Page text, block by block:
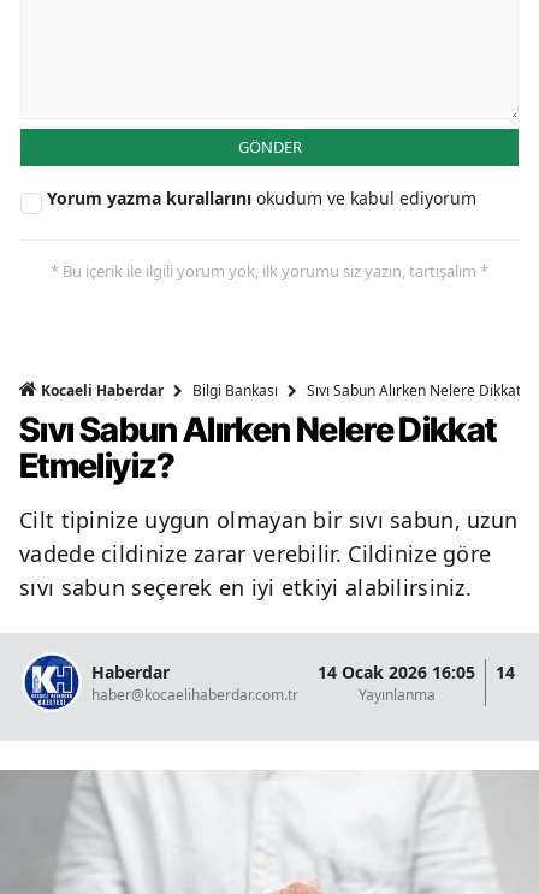
GÖNDER
Yorum yazma kurallarını okudum ve kabul ediyorum
* Bu içerik ile ilgili yorum yok, ilk yorumu siz yazın, tartışalım *
Kocaeli Haberdar Bilgi Bankası Sıvı Sabun Alırken Nelere Dikkat
Sıvı Sabun Alırken Nelere Dikkat
Etmeliyiz?
Cilt tipinize uygun olmayan bir sıvı sabun, uzun
vadede cildinize zarar verebilir. Cildinize göre
sıvı sabun seçerek en iyi etkiyi alabilirsiniz.
Haberdar
haber@kocaelihaberdar.com.tr
14 Ocak 2026 16:05
Yayınlanma
14